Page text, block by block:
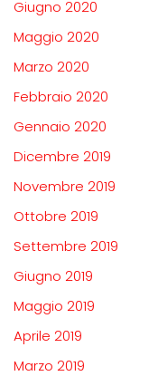
Giugno 2020
Maggio 2020
Marzo 2020
Febbraio 2020
Gennaio 2020
Dicembre 2019
Novembre 2019
Ottobre 2019
Settembre 2019
Giugno 2019
Maggio 2019
Aprile 2019
Marzo 2019